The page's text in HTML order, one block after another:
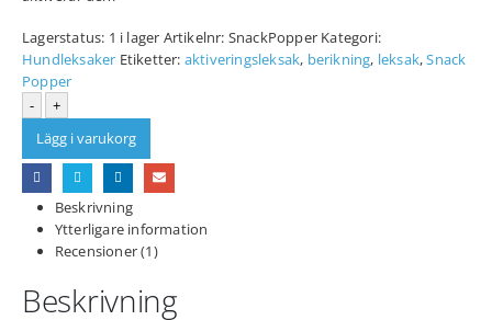
Lagerstatus: 1 i lager Artikelnr: SnackPopper Kategori:
Hundleksaker Etiketter: aktiveringsleksak, berikning, leksak,Snack
Popper
-
+
Lägg i varukorg
Beskrivning
Ytterligare information
Recensioner (1)
Beskrivning